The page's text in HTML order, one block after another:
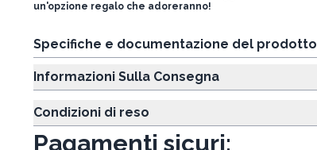
un'opzione regalo che adoreranno!
Specifiche e documentazione del prodotto
Informazioni Sulla Consegna
Condizioni di reso
Pagamenti sicuri: